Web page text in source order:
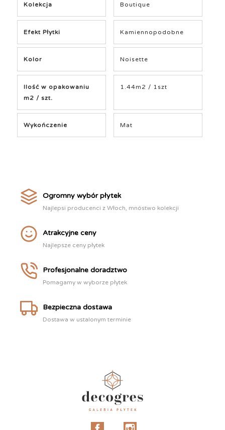
Kolekcja Boutique
Efekt Płytki Kamiennopodobne
Kolor Noisette
Ilość w opakowaniu
m2 / szt.
1.44m2 / 1szt
Wykończenie Mat
Ogromny wybór płytek
Najlepsi producenci z Włoch, mnóstwo kolekcji
Atrakcyjne ceny
Najlepsze ceny płytek
Profesjonalne doradztwo
Pomagamy w wyborze płytek
Bezpieczna dostawa
Dostawa w ustalonym terminie
Facebook